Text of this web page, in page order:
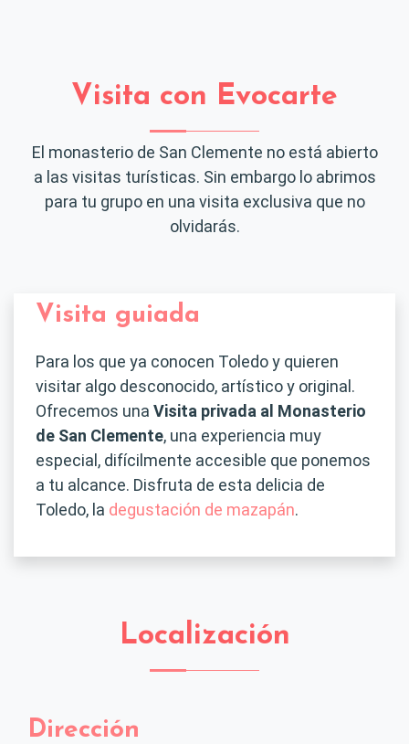
Visita con Evocarte
El monasterio de San Clemente no está abierto
a las visitas turísticas. Sin embargo lo abrimos
para tu grupo en una visita exclusiva que no
olvidarás.
Visita guiada
Para los que ya conocen Toledo y quieren
visitar algo desconocido, artístico y original.
Ofrecemos una Visita privada al Monasterio
de San Clemente, una experiencia muy
especial, difícilmente accesible que ponemos
a tu alcance. Disfruta de esta delicia de
Toledo, la degustación de mazapán.
Localización
Dirección